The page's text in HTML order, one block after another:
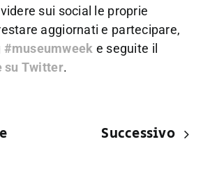
sui social le proprie
aggiornati e partecipare,
#museumweek e seguite il
su Twitter.
Successivo